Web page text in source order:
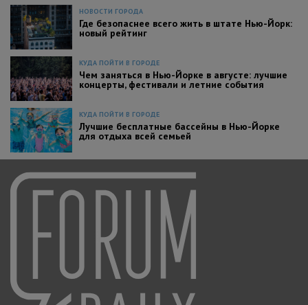
КУДА ПОЙТИ В ГОРОДЕ
Чем заняться в Нью-Йорке в августе: лучшие
концерты, фестивали и летние события
НОВОСТИ ГОРОДА
Где безопаснее всего жить в штате Нью-Йорк:
новый рейтинг
КУДА ПОЙТИ В ГОРОДЕ
Лучшие бесплатные бассейны в Нью-Йорке
для отдыха всей семьей